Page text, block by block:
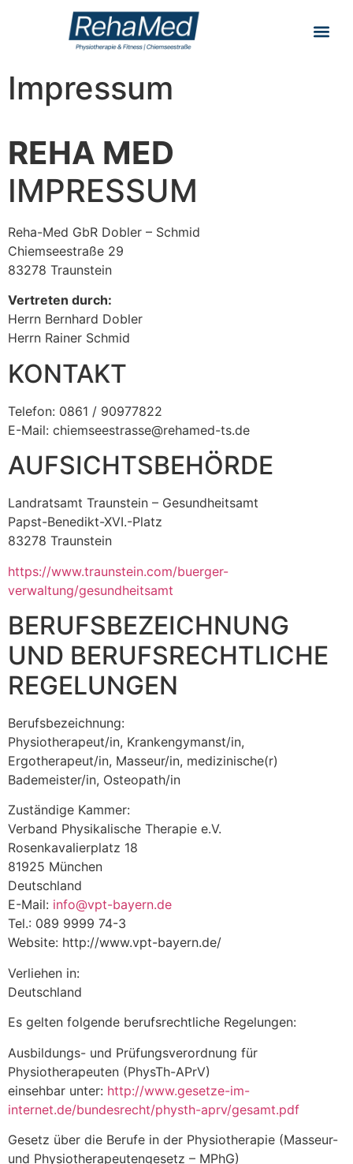
Impressum
REHA MED
IMPRESSUM
Reha-Med GbR Dobler – Schmid
Chiemseestraße 29
83278 Traunstein
Vertreten durch:
Herrn Bernhard Dobler
Herrn Rainer Schmid
KONTAKT
Telefon: 0861 / 90977822
E-Mail: chiemseestrasse@rehamed-ts.de
AUFSICHTSBEHÖRDE
Landratsamt Traunstein – Gesundheitsamt
Papst-Benedikt-XVI.-Platz
83278 Traunstein
https://www.traunstein.com/buerger-
verwaltung/gesundheitsamt
BERUFSBEZEICHNUNG
UND BERUFSRECHTLICHE
REGELUNGEN
Berufsbezeichnung:
Physiotherapeut/in, Krankengymanst/in,
Ergotherapeut/in, Masseur/in, medizinische(r)
Bademeister/in, Osteopath/in
Zuständige Kammer:
Verband Physikalische Therapie e.V.
Rosenkavalierplatz 18
81925 München
Deutschland
E-Mail: info@vpt-bayern.de
Tel.: 089 9999 74-3
Website: http://www.vpt-bayern.de/
Verliehen in:
Deutschland
Es gelten folgende berufsrechtliche Regelungen:
Ausbildungs- und Prüfungsverordnung für
Physiotherapeuten (PhysTh-APrV)
einsehbar unter: http://www.gesetze-im-
internet.de/bundesrecht/physth-aprv/gesamt.pdf
Gesetz über die Berufe in der Physiotherapie (Masseur-
und Physiotherapeutengesetz – MPhG)